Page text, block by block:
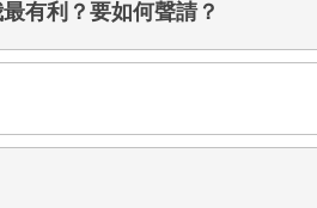
有利？要如何聲請？